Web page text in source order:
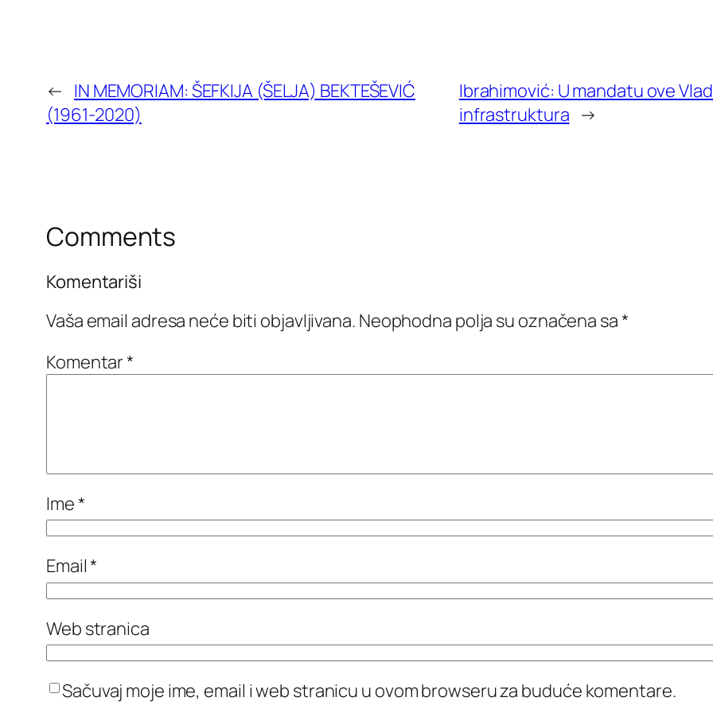
← IN MEMORIAM: ŠEFKIJA (ŠELJA) BEKTEŠEVIĆ
(1961-2020)
Ibrahimović: U mandatu ove
infrastruktura →
Comments
Komentariši
Vaša email adresa neće biti objavljivana. Neophodna polja su označena sa*
Komentar*
Ime*
Email*
Web stranica
Sačuvaj moje ime, email i web stranicu u ovom browseru za buduće komentare.